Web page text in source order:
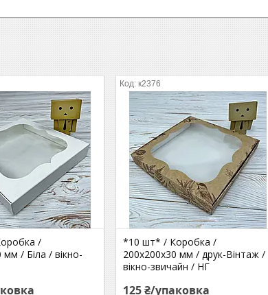
/
мм / Біла / вікно-
к2376
*10 шт* / Коробка /
200х200х30 мм / друк-Вінтаж /
вікно-звичайн / НГ
125 ₴/упаковка